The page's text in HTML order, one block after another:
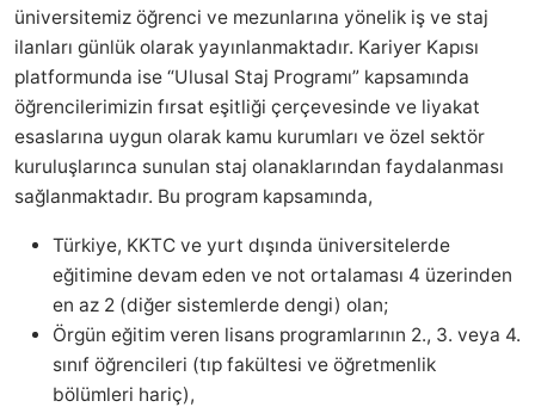
üniversitemiz öğrenci ve mezunlarına yönelik iş ve staj
ilanları günlük olarak yayınlanmaktadır. Kariyer Kapısı
platformunda ise “Ulusal Staj Programı” kapsamında
öğrencilerimizin fırsat eşitliği çerçevesinde ve liyakat
esaslarına uygun olarak kamu kurumları ve özel sektör
kuruluşlarınca sunulan staj olanaklarından faydalanması
sağlanmaktadır. Bu program kapsamında,
Türkiye, KKTC ve yurt dışında üniversitelerde
eğitimine devam eden ve not ortalaması 4 üzerinden
en az 2 (diğer sistemlerde dengi) olan;
Örgün eğitim veren lisans programlarının 2., 3. veya 4.
sınıf öğrencileri (tıp fakültesi ve öğretmenlik
bölümleri hariç),